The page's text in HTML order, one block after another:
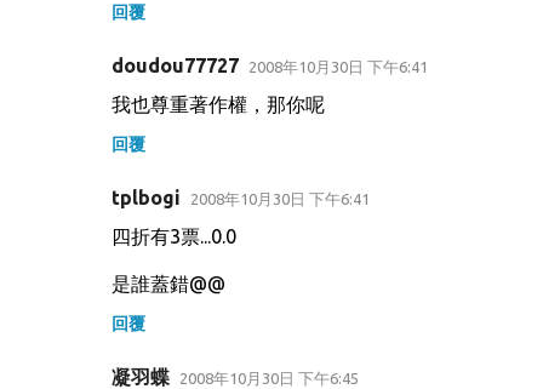
回覆
doudou77727 2008年10月30日 下午6:41
我也尊重著作權，那你呢
回覆
tplbogi 2008年10月30日 下午6:41
四折有3票...0.0
是誰蓋錯@@
回覆
凝羽蝶 2008年10月30日 下午6:45